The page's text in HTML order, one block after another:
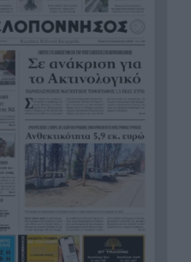
άγγιξε τα 7 δισ. ευρώ –
και οι χαμένοι
ανακοίνωσε την
του Κομνιανίδη
τόνοι κοκαΐνης
σε πλοίο – Το
«κόλπο των
ΒΙΝΤΕΟ
της SpaceX
στη Σελήνη – Η
με 8.690 χλμ./